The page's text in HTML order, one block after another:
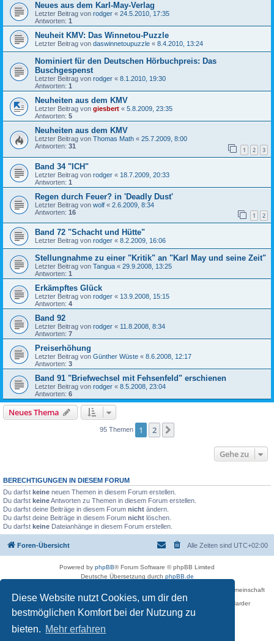
Diese Website nutzt Cookies, um dir den
bestmöglichen Komfort bei der Nutzung zu
bieten. Mehr erfahren
Neues aus dem Karl-May-Verlag
Letzter Beitrag von rodger « 24.5.2010, 17:35
Antworten: 1
Neuheit KMV: Das Winnetou-Puzzle
Letzter Beitrag von daswinnetoupuzzle « 8.4.2010, 13:24
Nominiert für den Deutschen Hörbuchpreis: Das
Buschgespenst
Letzter Beitrag von rodger « 8.1.2010, 19:30
Antworten: 1
Neuheiten aus dem KMV
Letzter Beitrag von giesbert « 5.8.2009, 23:35
Antworten: 5
Neuheiten aus dem KMV
Letzter Beitrag von Thomas Math « 25.7.2009, 8:00
Antworten: 31 1 2 3
Band 34 "ICH"
Letzter Beitrag von rodger « 18.7.2009, 20:33
Antworten: 1
Regen durch Feuer? in 'Deadly Dust'
Letzter Beitrag von wolf « 2.6.2009, 8:34
Antworten: 16 1 2
Band 72 "Schacht und Hütte"
Letzter Beitrag von rodger « 8.2.2009, 16:06
Stellungnahme zu einer "Kritik" an "Karl May und seine Zeit"
Letzter Beitrag von Tangua « 29.9.2008, 13:25
Antworten: 1
Erkämpftes Glück
Letzter Beitrag von rodger « 13.9.2008, 15:15
Antworten: 4
Band 92
Letzter Beitrag von rodger « 11.8.2008, 8:34
Antworten: 7
Preiserhöhung
Letzter Beitrag von Günther Wüste « 8.6.2008, 12:17
Antworten: 3
Band 91 "Briefwechsel mit Fehsenfeld" erschienen
Letzter Beitrag von rodger « 8.5.2008, 23:04
Antworten: 6
Neues Thema
95 Themen 1 2
Gehe zu
BERECHTIGUNGEN IN DIESEM FORUM
Du darfst keine neuen Themen in diesem Forum erstellen.
Du darfst keineAntworten zu Themen in diesem Forum erstellen.
Du darfst deine Beiträge in diesem Forum nicht ändern.
Du darfst deine Beiträge in diesem Forum nicht löschen.
Du darfst keine Dateianhänge in diesem Forum erstellen.
Foren-Übersicht Alle Zeiten sind UTC+02:00
Powered by phpBB® Forum Software © phpBB Limited
Deutsche Übersetzung durch phpBB.de
Betreiber des Forums für die Karl-May-Vereinigung – Arbeits- und Forschungsgemeinschaft
›Karl May‹ in Sachsen,
in Zusammenarbeit mit der Karl-May-Stiftung Radebeul bei Dresden: Ralf Harder
Impressum